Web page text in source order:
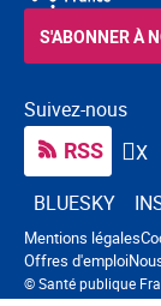
Suivez-nous
RSS X
BLUESKY
S'ABONNER À
© Santé publique
Navigation pied de
Mentions légales
Offres d'emploi